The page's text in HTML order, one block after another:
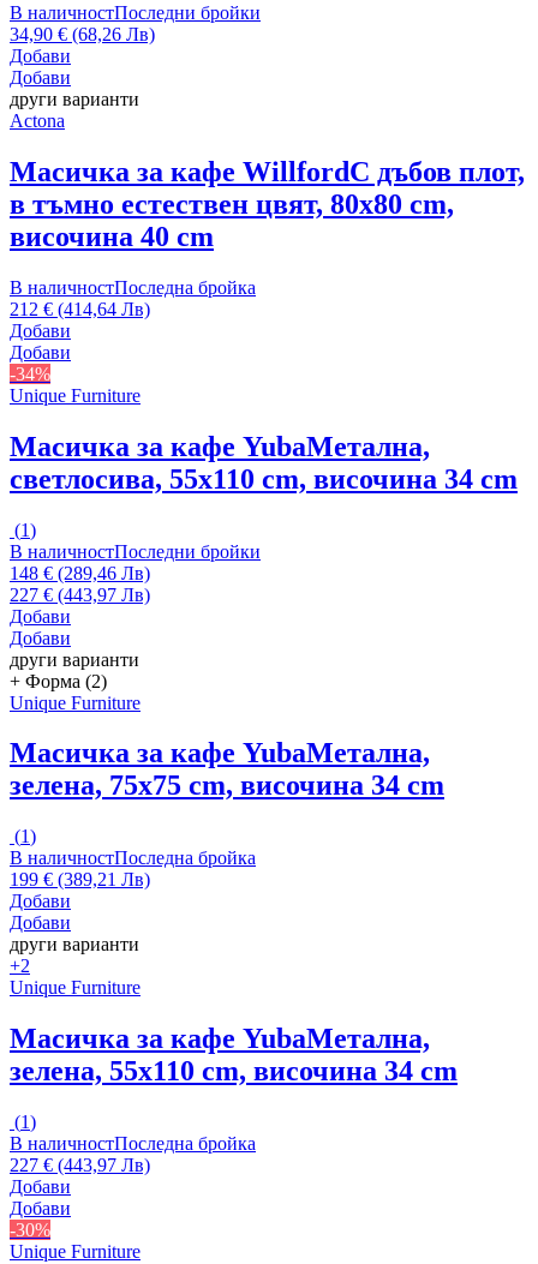
В наличностПоследни бройки
34,90 € (68,26 Лв)
Добави
Добави
други варианти
Actona
Масичка за кафе WillfordС дъбов плот,
в тъмно естествен цвят, 80x80 cm,
височина 40 cm
В наличностПоследна бройка
212 € (414,64 Лв)
Добави
Добави
-34%
Unique Furniture
Масичка за кафе YubaМетална,
светлосива, 55x110 cm, височина 34 cm
(1)
В наличностПоследни бройки
148 € (289,46 Лв)
227 € (443,97 Лв)
Добави
Добави
други варианти
+ Форма (2)
Unique Furniture
Масичка за кафе YubaМетална,
зелена, 75x75 cm, височина 34 cm
(1)
В наличностПоследна бройка
199 € (389,21 Лв)
Добави
Добави
други варианти
+2
Unique Furniture
Масичка за кафе YubaМетална,
зелена, 55x110 cm, височина 34 cm
(1)
В наличностПоследна бройка
227 € (443,97 Лв)
Добави
Добави
-30%
Unique Furniture